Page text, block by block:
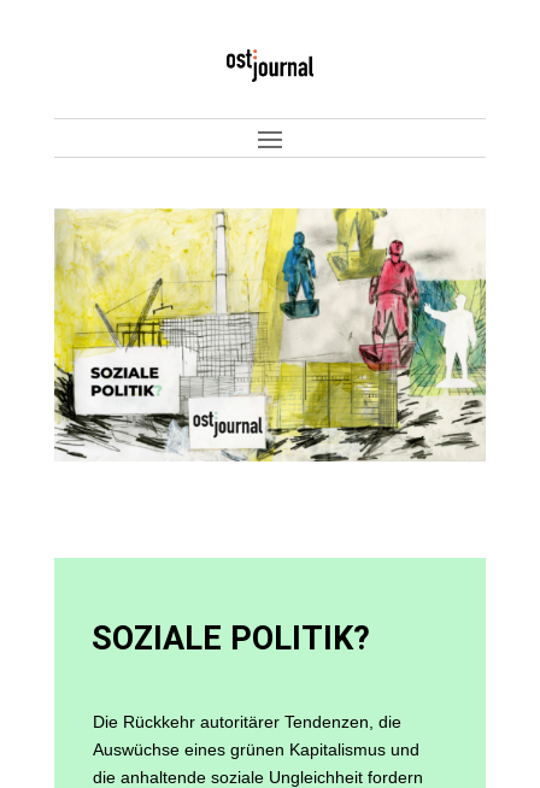
SOZIALE POLITIK?
Die Rückkehr autoritärer Tendenzen, die
Auswüchse eines grünen Kapitalismus und
die anhaltende soziale Ungleichheit fordern